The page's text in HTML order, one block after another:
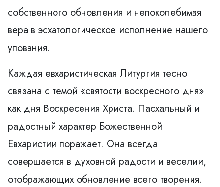
собственного обновления и непоколебимая
вера в эсхатологическое исполнение нашего
упования.
Каждая евхаристическая Литургия тесно
связана с темой «святости воскресного дня»
как дня Воскресения Христа. Пасхальный и
радостный характер Божественной
Евхаристии поражает. Она всегда
совершается в духовной радости и веселии,
отображающих обновление всего творения.